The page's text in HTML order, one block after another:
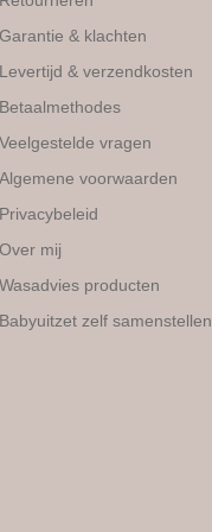
Garantie & klachten
Levertijd & verzendkosten
Betaalmethodes
Veelgestelde vragen
Algemene voorwaarden
Privacybeleid
Over mij
Wasadvies producten
Babyuitzet zelf samenstellen